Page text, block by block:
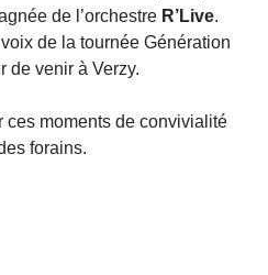
de l’orchestre R’Live.
de la tournée Génération
de venir à Verzy.
ces moments de convivialité
forains.